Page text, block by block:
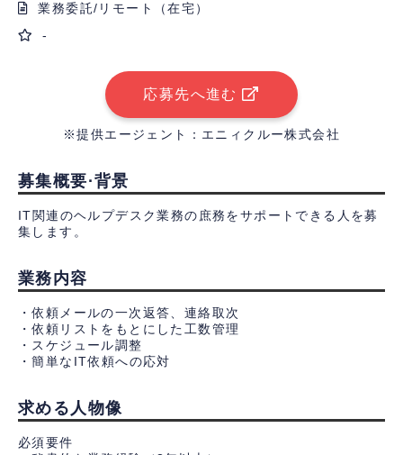
業務委託/リモート（在宅）
-
応募先へ進む
※提供エージェント：エニィクルー株式会社
募集概要·背景
IT関連のヘルプデスク業務の庶務をサポートできる人を募
集します。
業務内容
・依頼メールの一次返答、連絡取次
・依頼リストをもとにした工数管理
・スケジュール調整
・簡単なIT依頼への応対
求める人物像
必須要件